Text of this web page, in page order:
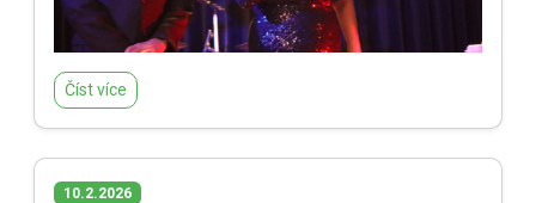
Číst více
10.2.2026